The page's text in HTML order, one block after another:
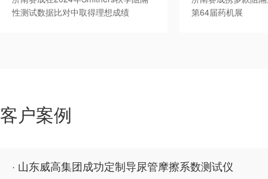
性测试数据比对中取得理想成绩
第64届药机展
客户案例
· 山东威高集团成功定制导尿管摩擦系数测试仪